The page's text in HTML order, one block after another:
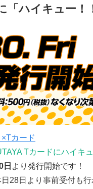
「ハイキュー！
カード
Tカードにハイキ
日 より発行開始です！
28日より事前受付も